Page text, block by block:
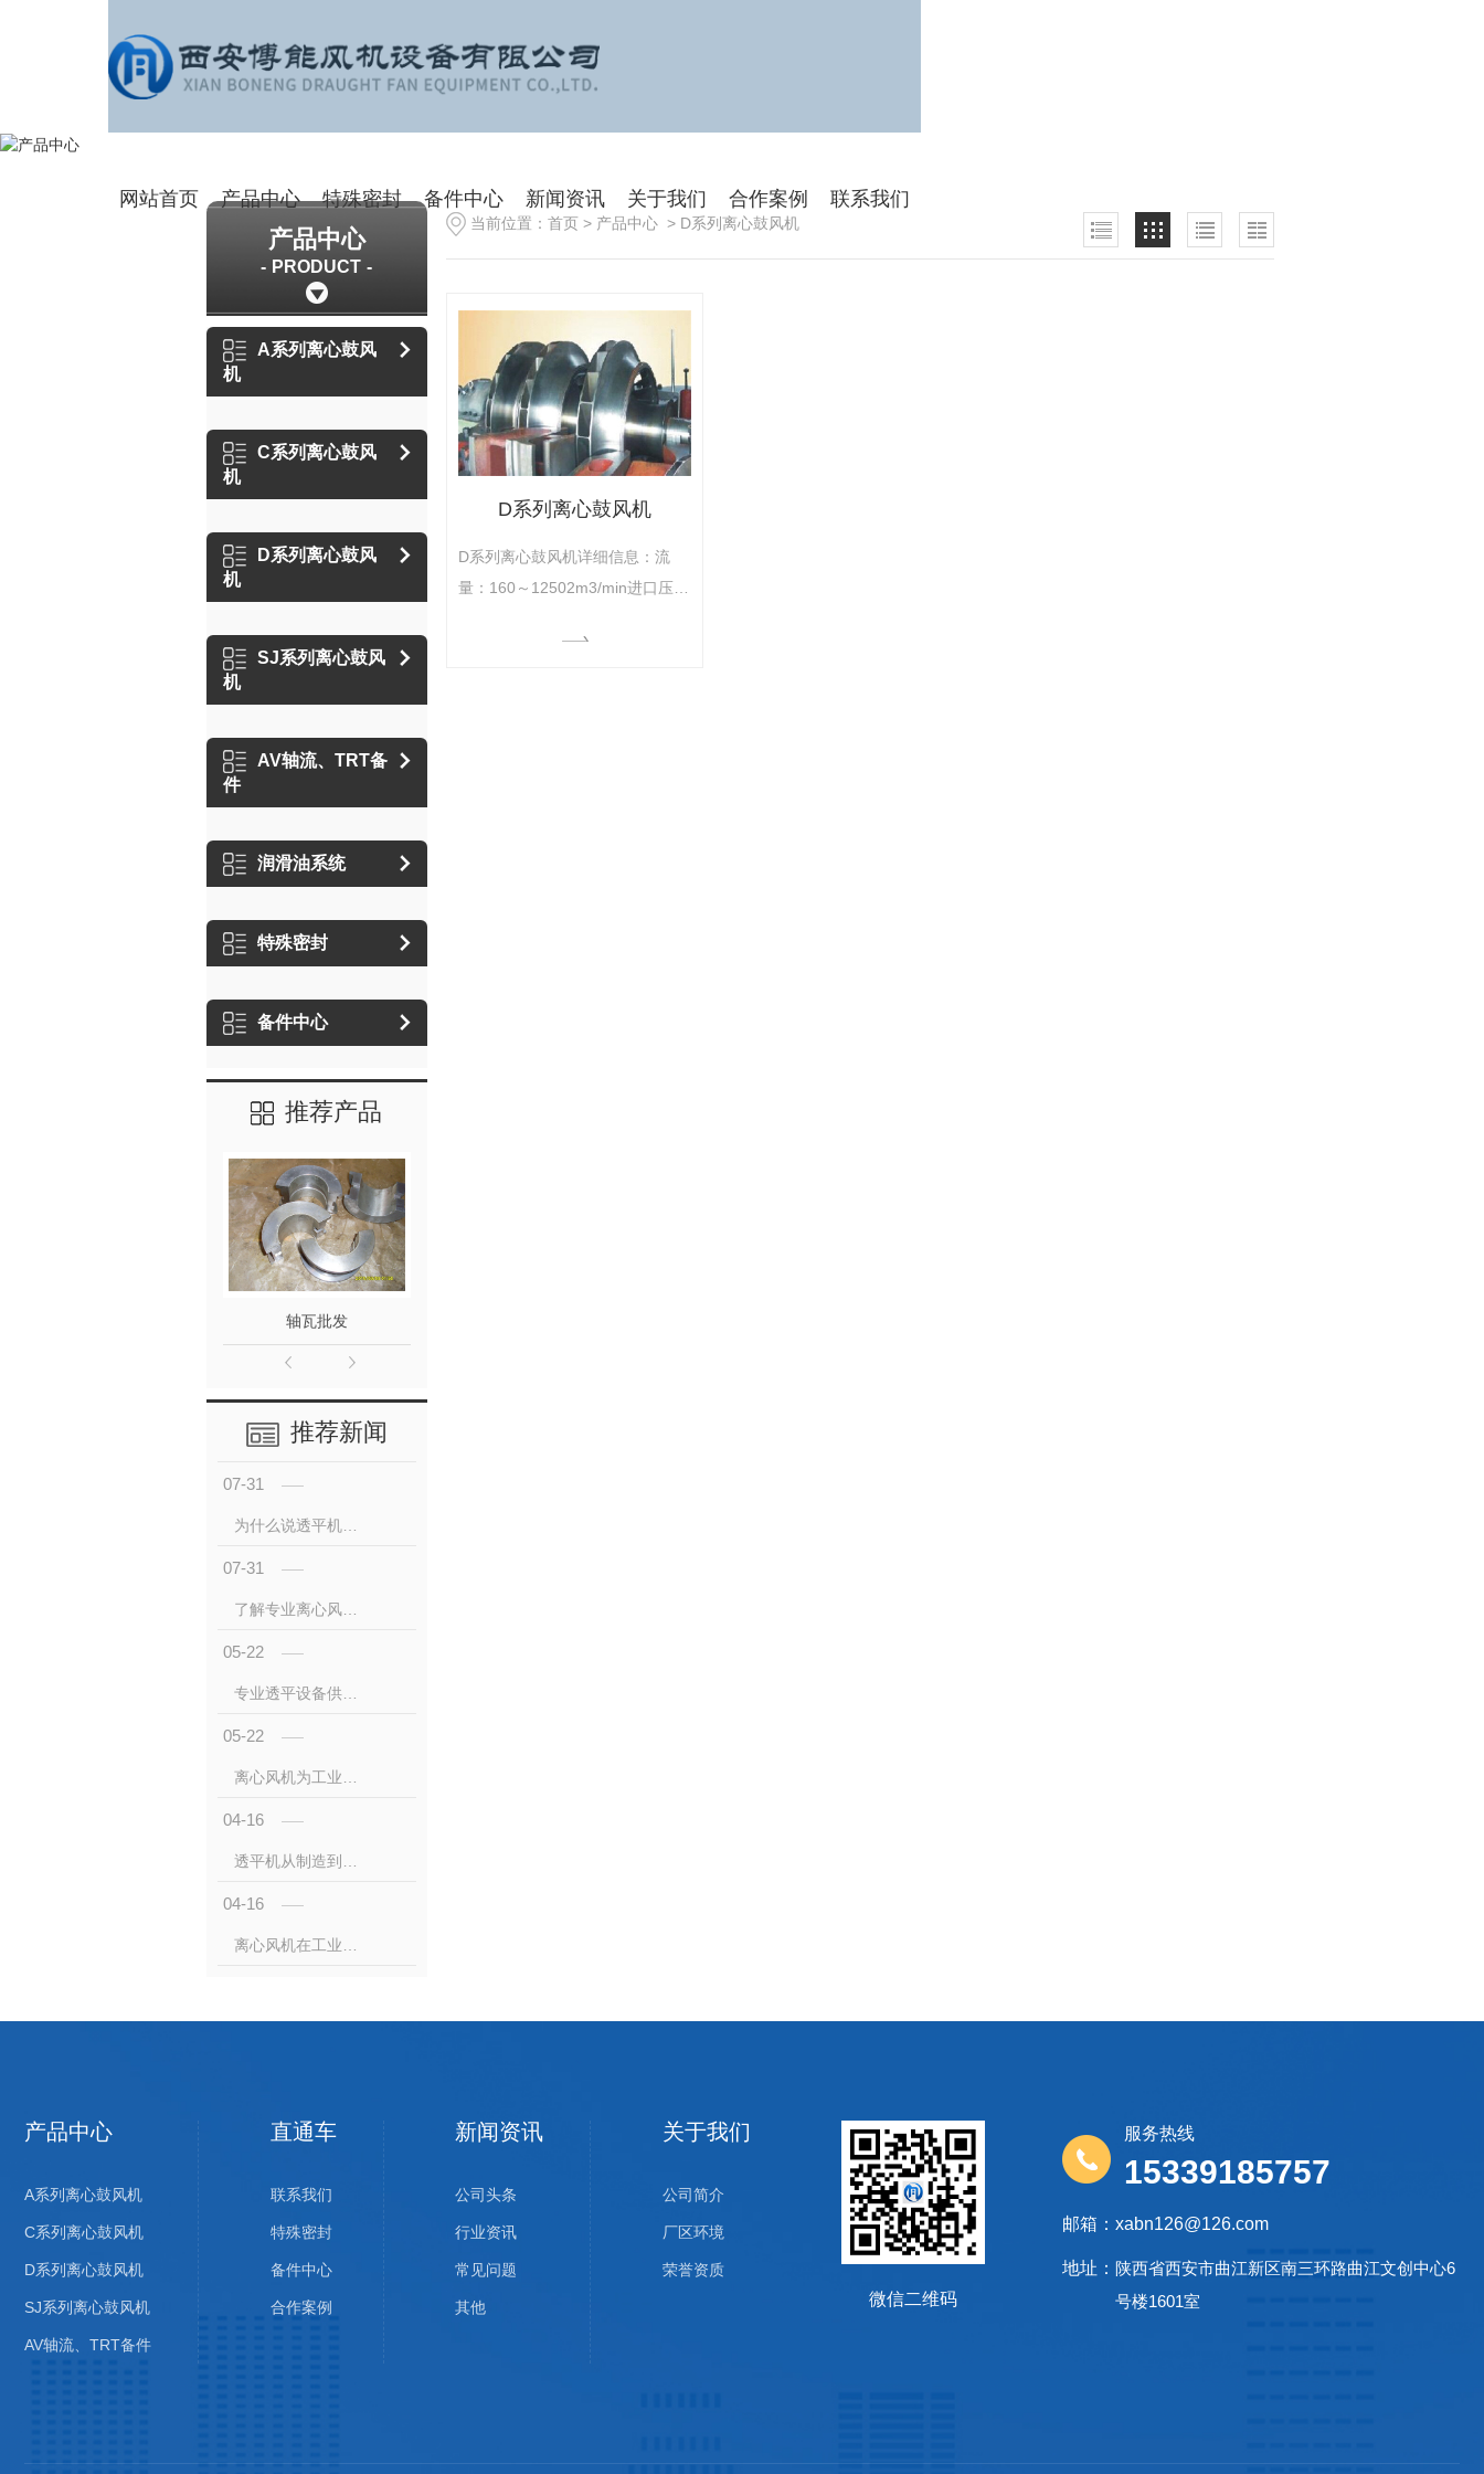
网站首页 产品中心 特殊密封 备件中心 新闻资讯 关于我们 合作案例 联系我们
产品中心
PRODUCT
A系列离心鼓风
机
C系列离心鼓风
机
D系列离心鼓风
机
SJ系列离心鼓风
机
AV轴流、TRT备
件
润滑油系统
特殊密封
备件中心
推荐产品
轴瓦批发
推荐新闻
07-31
为什么说透平机是立足西北工业集群，打造..流体动力核心装备
07-31
了解专业离心风机是适配西北工矿工况的相关知识
05-22
专业透平设备供应：解析透平机的产业优势
05-22
离心风机为工业领域提供的解决方案是什么
04-16
透平机从制造到服务的全链条闭环
04-16
离心风机在工业领域的相关关键作用又哪些
当前位置：首页 > 产品中心 > D系列离心鼓风机
D系列离心鼓风机
D系列离心鼓风机详细信息：流
量：160～12502m3/min进口压
产品中心
A系列离心鼓风机
C系列离心鼓风机
D系列离心鼓风机
SJ系列离心鼓风机
AV轴流、TRT备件
直通车
联系我们
特殊密封
备件中心
合作案例
新闻资讯
公司头条
行业资讯
常见问题
其他
关于我们
公司简介
厂区环境
荣誉资质
微信二维码
服务热线
15339185757
邮箱： xabn126@126.com
地址： 陕西省西安市曲江新区南三环路曲江文创中心6
号楼1601室